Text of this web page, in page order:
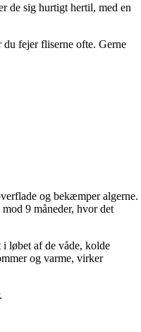
de sig hurtigt hertil, med en
du fejer fliserne ofte. Gerne
og bekæmper algerne.
9 måneder, hvor det
i løbet af de våde, kolde
og varme, virker